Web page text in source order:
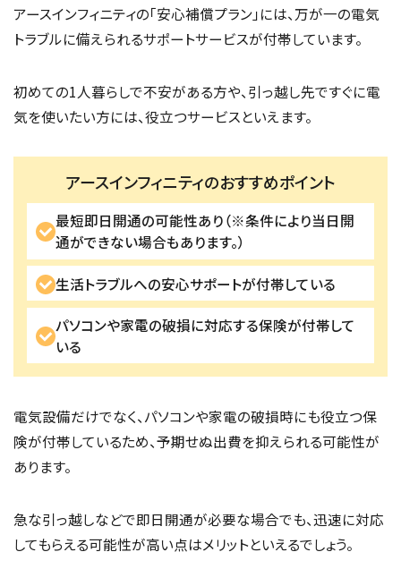
アースインフィニティの「安心補償プラン」には、万が一の電気
トラブルに備えられるサポートサービスが付帯しています。
初めての1人暮らしで不安がある方や、引っ越し先ですぐに電
気を使いたい方には、役立つサービスといえます。
アースインフィニティのおすすめポイント
最短即日開通の可能性あり（※条件により当日開
通ができない場合もあります。）
生活トラブルへの安心サポートが付帯している
パソコンや家電の破損に対応する保険が付帯して
いる
電気設備だけでなく、パソコンや家電の破損時にも役立つ保
険が付帯しているため、予期せぬ出費を抑えられる可能性が
あります。
急な引っ越しなどで即日開通が必要な場合でも、迅速に対応
してもらえる可能性が高い点はメリットといえるでしょう。